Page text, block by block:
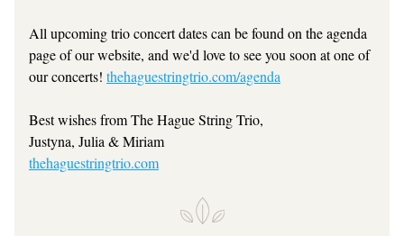
All upcoming trio concert dates can be found on the agenda
page of our website, and we'd love to see you soon at one of
our concerts! thehaguestringtrio.com/agenda
Best wishes from The Hague String Trio,
Justyna, Julia & Miriam
thehaguestringtrio.com